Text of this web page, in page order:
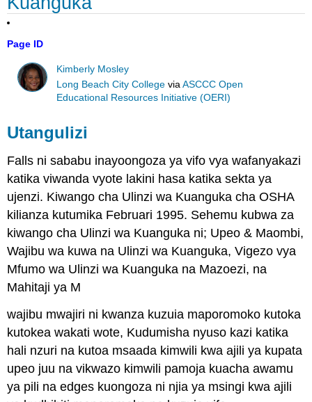
Page ID
Kimberly Mosley
Long Beach City College viaASCCC Open
Educational Resources Initiative (OERI)
Utangulizi
Falls ni sababu inayoongoza ya vifo vya wafanyakazi
katika viwanda vyote lakini hasa katika sekta ya
ujenzi. Kiwango cha Ulinzi wa Kuanguka cha OSHA
kilianza kutumika Februari 1995. Sehemu kubwa za
kiwango cha Ulinzi wa Kuanguka ni; Upeo & Maombi,
Wajibu wa kuwa na Ulinzi wa Kuanguka, Vigezo vya
Mfumo wa Ulinzi wa Kuanguka na Mazoezi, na
Mahitaji ya M
wajibu mwajiri ni kwanza kuzuia maporomoko kutoka
kutokea wakati wote, Kudumisha nyuso kazi katika
hali nzuri na kutoa msaada kimwili kwa ajili ya kupata
upeo juu na vikwazo kimwili pamoja kuacha awamu
ya pili na edges kuongoza ni njia ya msingi kwa ajili